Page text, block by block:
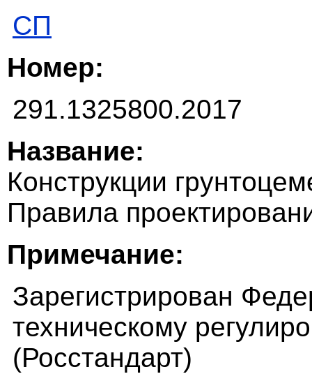
СП
Номер:
291.1325800.2017
Название:
Конструкции
Правила
Примечание:
Зарегистрирован
техническому
(Росстандарт)